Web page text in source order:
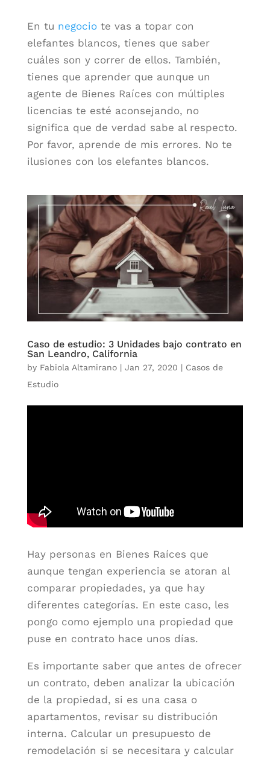
En tu negociote vas a topar con
elefantes blancos, tienes que saber
cuáles son y correr de ellos. También,
tienes que aprender que aunque un
agente de Bienes Raíces con múltiples
licencias te esté aconsejando, no
significa que de verdad sabe al respecto.
Por favor, aprende de mis errores. No te
ilusiones con los elefantes blancos.
Caso de estudio: 3 Unidades bajo contrato en
San Leandro, California
by Fabiola Altamirano| Jan 27, 2020 | Casos de
Estudio
Hay personas en Bienes Raíces que
aunque tengan experiencia se atoran al
comparar propiedades, ya que hay
diferentes categorías. En este caso, les
pongo como ejemplo una propiedad que
puse en contrato hace unos días.
Es importante saber que antes de ofrecer
un contrato, deben analizar la ubicación
de la propiedad, si es una casa o
apartamentos, revisar su distribución
interna. Calcular un presupuesto de
remodelación si se necesitara y calcular